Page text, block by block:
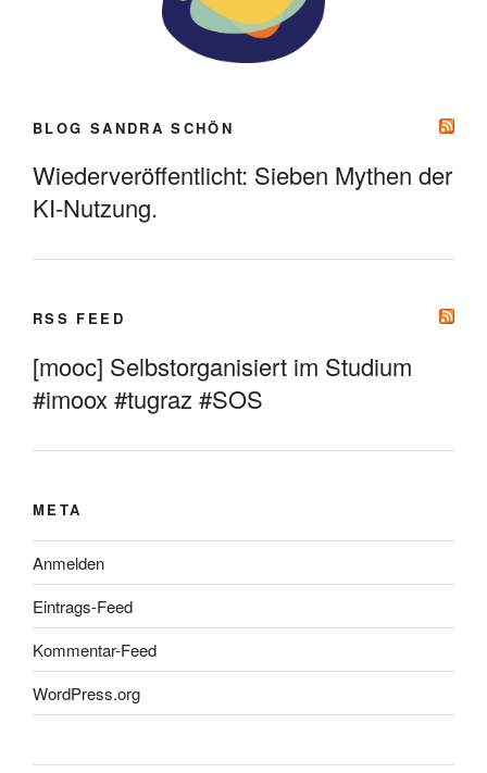
BLOG SANDRA SCHÖN
Wiederveröffentlicht: Sieben Mythen der
KI-Nutzung.
RSS FEED
[mooc] Selbstorganisiert im Studium
#imoox #tugraz #SOS
META
Anmelden
Eintrags-Feed
Kommentar-Feed
WordPress.org